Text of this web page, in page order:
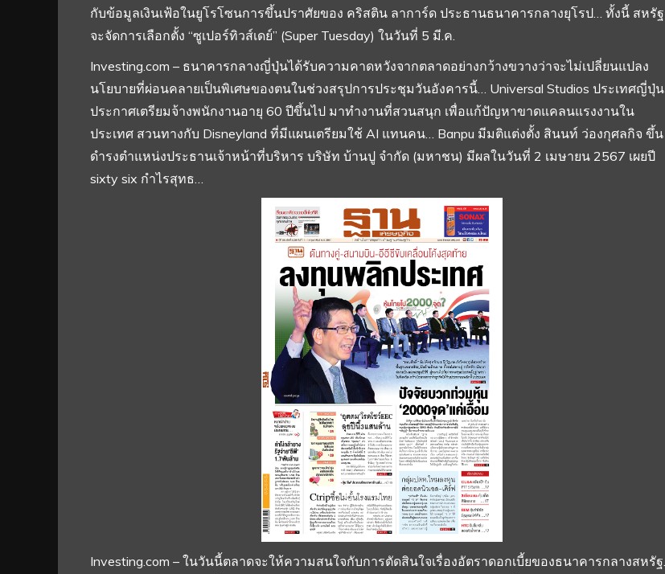
กับข้อมูลเงินเฟ้อในยูโรโซนการขึ้นปราศัยของ คริสติน ลาการ์ด ประธานธนาคารกลางยุโรป… ทั้งนี้ สหรัฐ
จะจัดการเลือกตั้ง “ซูเปอร์ทิวส์เดย์” (Super Tuesday) ในวันที่ 5 มี.ค.
Investing.com – ธนาคารกลางญี่ปุ่นได้รับความคาดหวังจากตลาดอย่างกว้างขวางว่าจะไม่เปลี่ยนแปลง
นโยบายที่ผ่อนคลายเป็นพิเศษของตนในช่วงสรุปการประชุมวันอังคารนี้… Universal Studios ประเทศญี่ปุ่น
ประกาศเตรียมจ้างพนักงานอายุ 60 ปีขึ้นไป มาทำงานที่สวนสนุก เพื่อแก้ปัญหาขาดแคลนแรงงานใน
ประเทศ สวนทางกับ Disneyland ที่มีแผนเตรียมใช้ AI แทนคน… Banpu มีมติแต่งตั้ง สินนท์ ว่องกุศลกิจ ขึ้น
ดำรงตำแหน่งประธานเจ้าหน้าที่บริหาร บริษัท บ้านปู จำกัด (มหาชน) มีผลในวันที่ 2 เมษายน 2567 เผยปี
sixty six กำไรสุทธ…
Investing.com – ในวันนี้ตลาดจะให้ความสนใจกับการตัดสินใจเรื่องอัตราดอกเบี้ยของธนาคารกลางสหรัฐ…